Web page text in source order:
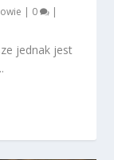
| 0 |
jednak jest